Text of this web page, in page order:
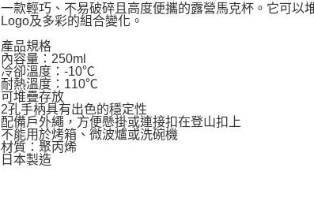
一款輕巧、不易破碎且高度便攜的露營馬克杯。它可
Logo及多彩的組合變化。
產品規格
內容量：250ml
冷卻溫度：-10℃
耐熱溫度：110℃
可堆疊存放
2孔手柄具有出色的穩定性
配備戶外繩，方便懸掛或連接扣在登山扣上
不能用於烤箱、微波爐或洗碗機
材質：聚丙烯
日本製造